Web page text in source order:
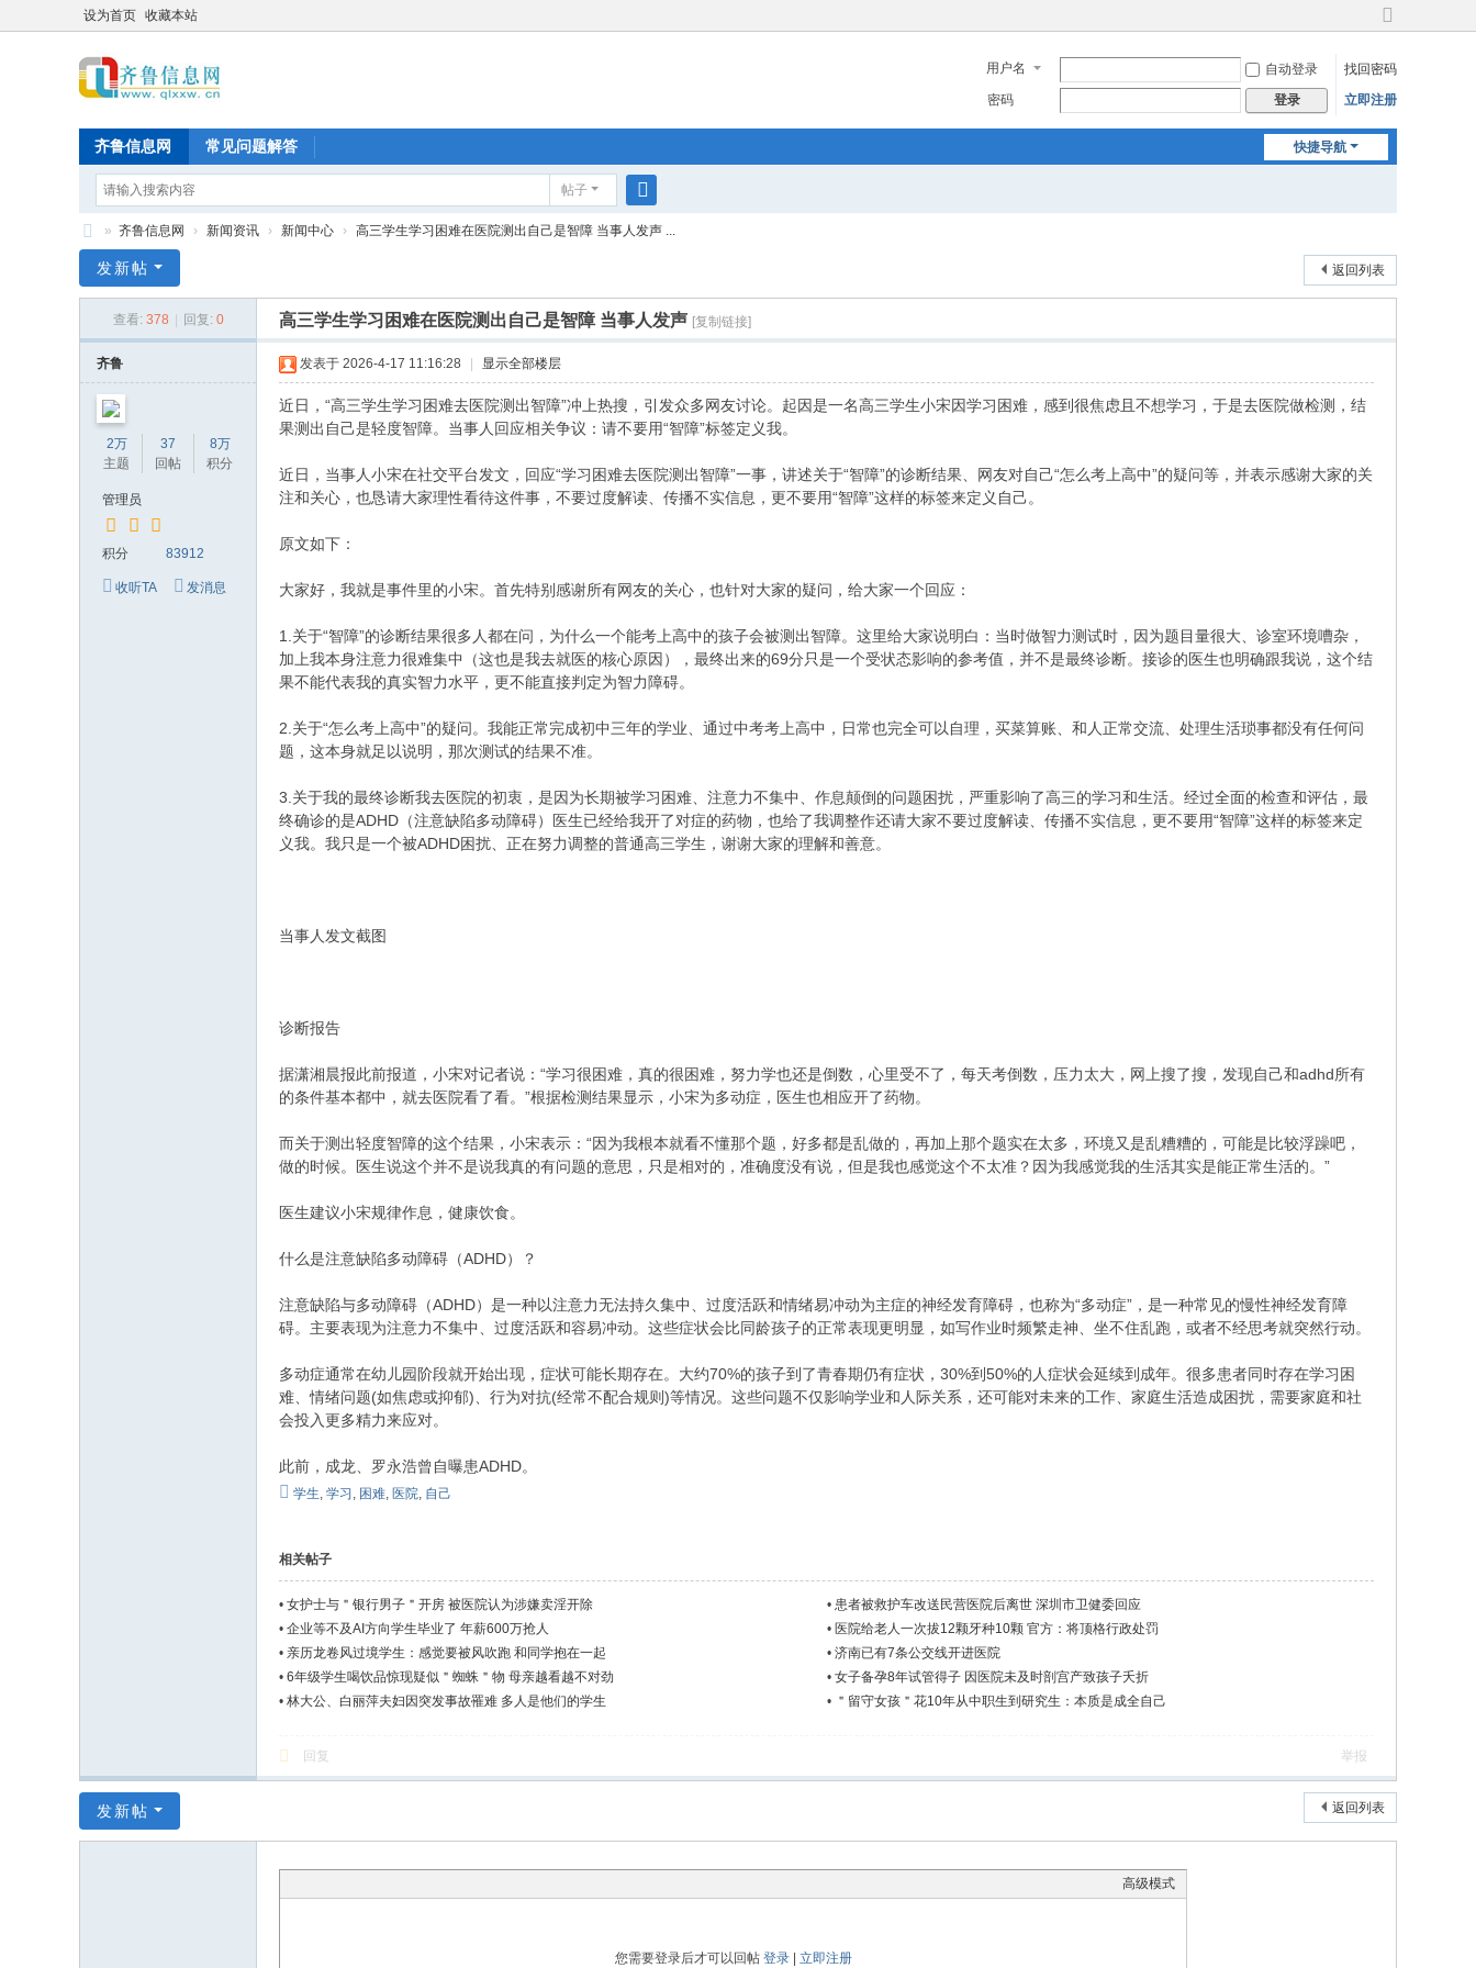
设为首页 收藏本站
切
到
宽
用户名 自动登录
找回密码
密码
登录 立即注册
快捷导航
齐鲁信息网 常见问题解答
帖子
搜
鲁
» 齐鲁信息网 › 新闻资讯 › 新闻中心 › 高三学生学习困难在医院测出自己是智障 当事人发声 ...
返回列表
发新帖
查看: 378 回复: 0 高三学生学习困难在医院测出自己是智障 当事人发声 [复制链接]
齐鲁
2万
主题
37
回帖
8万
积分
管理员
积分 83912
收听TA 发消息
发表于 2026-4-17 11:16:28 显示全部楼层
近日，“高三学生学习困难去医院测出智障”冲上热搜，引发众多网友讨论。起因是一名高三学生小宋因学习困难，感到很焦虑且不想学习，于是去医院做检测，结
果测出自己是轻度智障。当事人回应相关争议：请不要用“智障”标签定义我。
近日，当事人小宋在社交平台发文，回应“学习困难去医院测出智障”一事，讲述关于“智障”的诊断结果、网友对自己“怎么考上高中”的疑问等，并表示感谢大家的关
注和关心，也恳请大家理性看待这件事，不要过度解读、传播不实信息，更不要用“智障”这样的标签来定义自己。
原文如下：
大家好，我就是事件里的小宋。首先特别感谢所有网友的关心，也针对大家的疑问，给大家一个回应：
1.关于“智障”的诊断结果很多人都在问，为什么一个能考上高中的孩子会被测出智障。这里给大家说明白：当时做智力测试时，因为题目量很大、诊室环境嘈杂，
加上我本身注意力很难集中（这也是我去就医的核心原因），最终出来的69分只是一个受状态影响的参考值，并不是最终诊断。接诊的医生也明确跟我说，这个结
果不能代表我的真实智力水平，更不能直接判定为智力障碍。
2.关于“怎么考上高中”的疑问。我能正常完成初中三年的学业、通过中考考上高中，日常也完全可以自理，买菜算账、和人正常交流、处理生活琐事都没有任何问
题，这本身就足以说明，那次测试的结果不准。
3.关于我的最终诊断我去医院的初衷，是因为长期被学习困难、注意力不集中、作息颠倒的问题困扰，严重影响了高三的学习和生活。经过全面的检查和评估，最
终确诊的是ADHD（注意缺陷多动障碍）医生已经给我开了对症的药物，也给了我调整作还请大家不要过度解读、传播不实信息，更不要用“智障”这样的标签来定
义我。我只是一个被ADHD困扰、正在努力调整的普通高三学生，谢谢大家的理解和善意。
当事人发文截图
诊断报告
据潇湘晨报此前报道，小宋对记者说：“学习很困难，真的很困难，努力学也还是倒数，心里受不了，每天考倒数，压力太大，网上搜了搜，发现自己和adhd所有
的条件基本都中，就去医院看了看。”根据检测结果显示，小宋为多动症，医生也相应开了药物。
而关于测出轻度智障的这个结果，小宋表示：“因为我根本就看不懂那个题，好多都是乱做的，再加上那个题实在太多，环境又是乱糟糟的，可能是比较浮躁吧，
做的时候。医生说这个并不是说我真的有问题的意思，只是相对的，准确度没有说，但是我也感觉这个不太准？因为我感觉我的生活其实是能正常生活的。”
医生建议小宋规律作息，健康饮食。
什么是注意缺陷多动障碍（ADHD）？
注意缺陷与多动障碍（ADHD）是一种以注意力无法持久集中、过度活跃和情绪易冲动为主症的神经发育障碍，也称为“多动症”，是一种常见的慢性神经发育障
碍。主要表现为注意力不集中、过度活跃和容易冲动。这些症状会比同龄孩子的正常表现更明显，如写作业时频繁走神、坐不住乱跑，或者不经思考就突然行动。
多动症通常在幼儿园阶段就开始出现，症状可能长期存在。大约70%的孩子到了青春期仍有症状，30%到50%的人症状会延续到成年。很多患者同时存在学习困
难、情绪问题(如焦虑或抑郁)、行为对抗(经常不配合规则)等情况。这些问题不仅影响学业和人际关系，还可能对未来的工作、家庭生活造成困扰，需要家庭和社
会投入更多精力来应对。
此前，成龙、罗永浩曾自曝患ADHD。
学生, 学习 , 困难, 医院, 自己
相关帖子
• 女护士与＂银行男子＂开房 被医院认为涉嫌卖淫开除 • 患者被救护车改送民营医院后离世 深圳市卫健委回应
• 企业等不及AI方向学生毕业了 年薪600万抢人 • 医院给老人一次拔12颗牙种10颗 官方：将顶格行政处罚
• 亲历龙卷风过境学生：感觉要被风吹跑 和同学抱在一起 • 济南已有7条公交线开进医院
• 6年级学生喝饮品惊现疑似＂蜘蛛＂物 母亲越看越不对劲 • 女子备孕8年试管得子 因医院未及时剖宫产致孩子夭折
• 林大公、白丽萍夫妇因突发事故罹难 多人是他们的学生 • ＂留守女孩＂花10年从中职生到研究生：本质是成全自己
回复 举报
返回列表
发新帖
高级模式
您需要登录后才可以回帖 登录| 立即注册